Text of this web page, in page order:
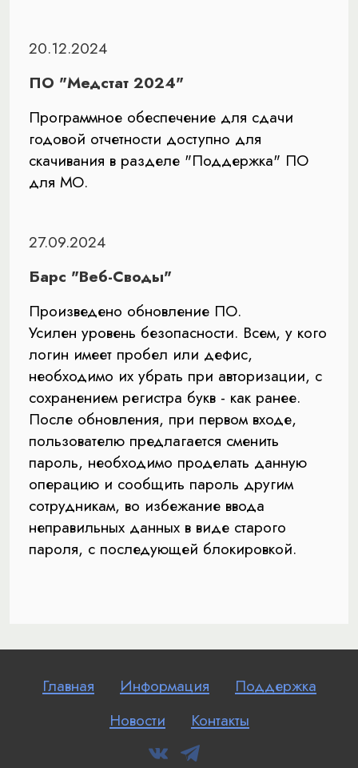
20.12.2024
ПО "Медстат 2024"
Программное обеспечение для сдачи
годовой отчетности доступно для
скачивания в разделе "Поддержка" ПО
для МО.
27.09.2024
Барс "Веб-Своды"
Произведено обновление ПО.
Усилен уровень безопасности. Всем, у кого
логин имеет пробел или дефис,
необходимо их убрать при авторизации, с
сохранением регистра букв - как ранее.
После обновления, при первом входе,
пользователю предлагается сменить
пароль, необходимо проделать данную
операцию и сообщить пароль другим
сотрудникам, во избежание ввода
неправильных данных в виде старого
пароля, с последующей блокировкой.
Главная Информация
Поддержка
Новости
Контакты